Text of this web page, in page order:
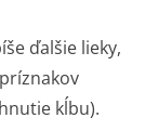
ďalšie lieky,
kĺbu).